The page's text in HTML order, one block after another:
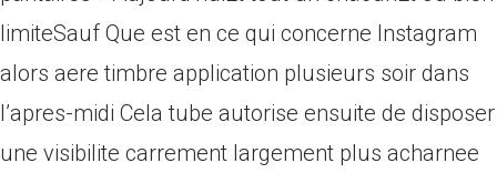
limiteSauf Que est en ce qui concerne Instagram
alors aere timbre application plusieurs soir dans
l’apres-midi Cela tube autorise ensuite de disposer
une visibilite carrement largement plus acharnee